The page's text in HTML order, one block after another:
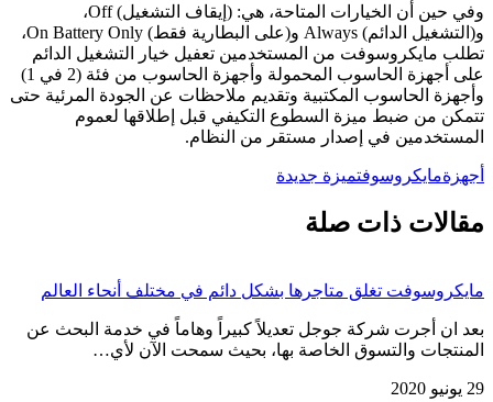
وفي حين أن الخيارات المتاحة، هي: (إيقاف التشغيل) Off،
و(التشغيل الدائم) Always و(على البطارية فقط) On Battery Only،
تطلب مايكروسوفت من المستخدمين تعفيل خيار التشغيل الدائم
على أجهزة الحاسوب المحمولة وأجهزة الحاسوب من فئة (2 في 1)
وأجهزة الحاسوب المكتبية وتقديم ملاحظات عن الجودة المرئية حتى
تتمكن من ضبط ميزة السطوع التكيفي قبل إطلاقها لعموم
المستخدمين في إصدار مستقر من النظام.
أجهزةمايكروسوفتميزة جديدة
مقالات ذات صلة
مايكروسوفت تغلق متاجرها بشكل دائم في مختلف أنحاء العالم
بعد ان أجرت شركة جوجل تعديلاً كبيراً وهاماً في خدمة البحث عن
المنتجات والتسوق الخاصة بها، بحيث سمحت الآن لأي…
29 يونيو 2020